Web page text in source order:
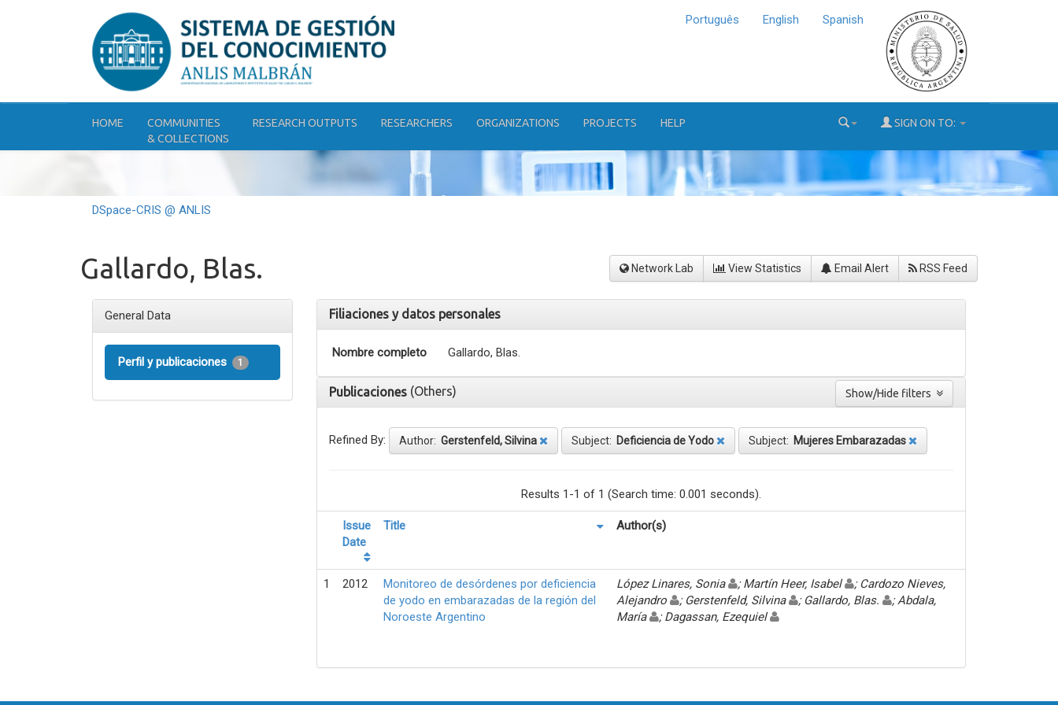
Português English Spanish
HOME
COMMUNITIES
& COLLECTIONS
RESEARCH OUTPUTS RESEARCHERS ORGANIZATIONS PROJECTS HELP SIGN ON TO:
DSpace-CRIS @ ANLIS
Gallardo, Blas. Network Lab View Statistics Email Alert RSS Feed
General Data
Perfil y publicaciones 1
Filiaciones y datos personales
Nombre completo Gallardo, Blas.
Publicaciones (Others)
Refined By: Author: Gerstenfeld, Silvina Subject: Deficiencia de Yodo Subject: Mujeres Embarazadas
Results 1-1 of 1 (Search time: 0.001 seconds).
Issue
Date
Title Author(s)
1 2012
Monitoreo de desórdenes por deficiencia
de yodo en embarazadas de la región del
Noroeste Argentino
López Linares, Sonia ; Martín Heer, Isabel
; Cardozo Nieves,
Alejandro
; Gerstenfeld, Silvina ; Gallardo, Blas.
; Abdala,
María
; Dagassan, Ezequiel